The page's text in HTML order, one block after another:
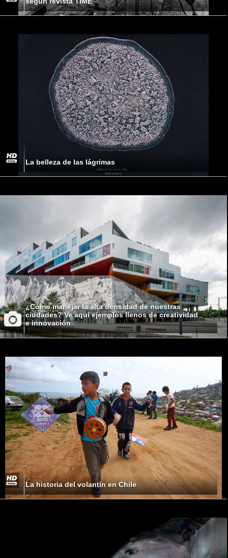
La belleza de las lágrimas
¿Cómo manejar la alta densidad de nuestras
ciudades? Ve aquí ejemplos llenos de creatividad
e innovación
La historia del volantín en Chile